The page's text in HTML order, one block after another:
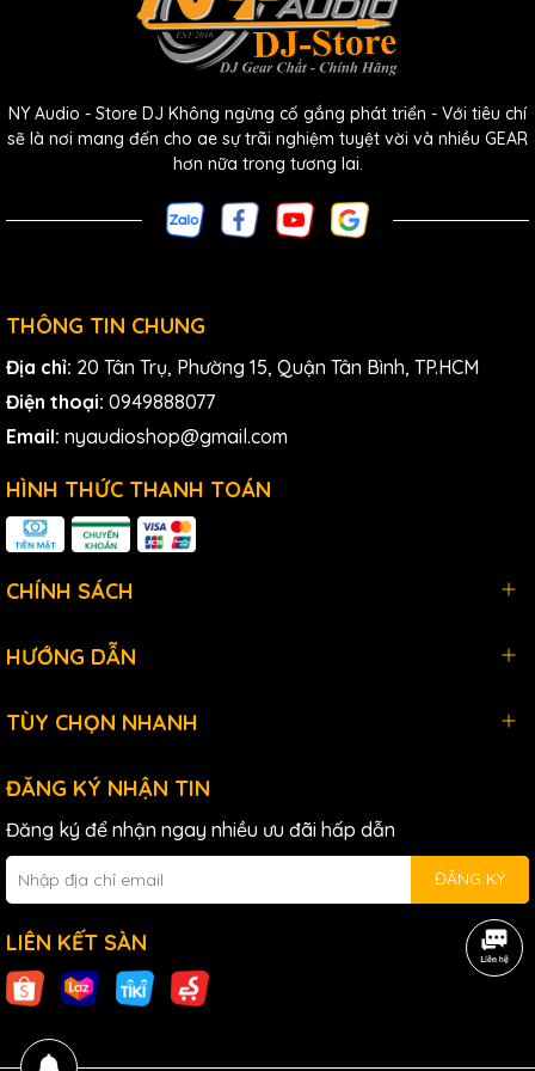
biến những ý tưởng âm nhạc của bạn thành hiện thực.
và chất lượngchuyển đổi AD/DA, SSL 2 MK2 là một công cụ
mạnh mẽ giúp bạn có thể làm việc với các bản thu âm chất
Streamers và Podcasters: SSL 2 MK2 là một lựa chọn lý
tưởng cho những người sáng tạo nội dung, từ việc phát trực
tuyến đến thu âm podcast. Với khả năng kết nối
tai nghe,sound cardnày giúp cải thiện chất lượng âm
thanh, mang đến trải nghiệm nghe tuyệt vời cho người theo
Những Tính Năng Đáng Chú Ý Của SSL 2 MK2
Cổng Kết Nối USB-C: SSL 2 MK2 hỗ trợ kết nối nhanh
chóng và ổn định với máy tính thông qua cổng
USB-
C . Không cần nguồn điện ngoài, chỉ cần kết nối và
bạn đã sẵn sàng để bắt đầu thu âm.
NY Audio - Store DJ Không ngừng cố gắng phát triển - Với tiêu chí
sẽ là nơi mang đến cho ae sự trãi nghiệm tuyệt vời và nhiều GEAR
hơn nữa trong tương lai.
THÔNG TIN CHUNG
Địa chỉ: 20 Tân Trụ, Phường 15, Quận Tân Bình, TP.HCM
Điện thoại: 0949888077
Email: nyaudioshop@gmail.com
HÌNH THỨC THANH TOÁN
CHÍNH SÁCH
HƯỚNG DẪN
TÙY CHỌN NHANH
ĐĂNG KÝ NHẬN TIN
Đăng ký để nhận ngay nhiều ưu đãi hấp dẫn
ĐĂNG KÝ
LIÊN KẾT SÀN